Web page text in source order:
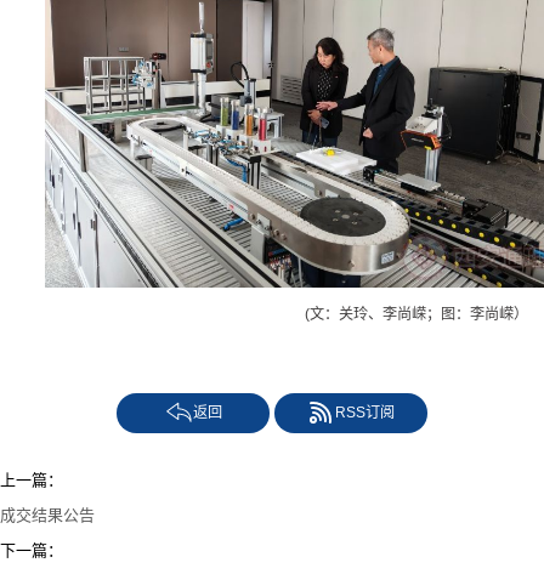
(文：关玲、李尚嵘；图：李尚嵘）
返回 RSS订阅
上一篇：
成交结果公告
下一篇：